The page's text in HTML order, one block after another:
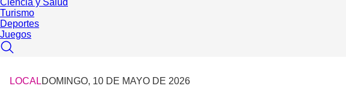
Ciencia y Salud
Turismo
Deportes
Juegos
LOCALDOMINGO, 10 DE MAYO DE 2026